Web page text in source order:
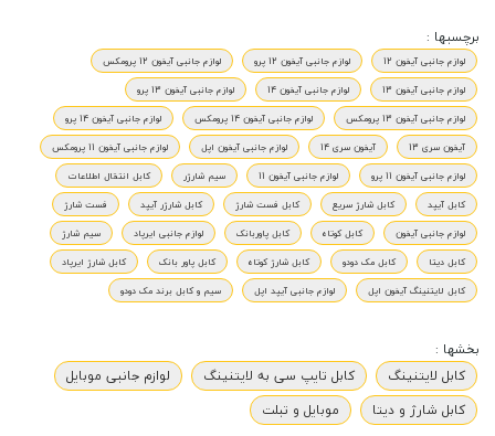
برچسبها :
لوازم جانبی آیفون 12 لوازم جانبی آیفون 12 پرو
لوازم جانبی آیفون 12 پرومکس
لوازم جانبی آیفون 13
لوازم جانبی آیفون 14
لوازم جانبی آیفون 13 پرو
لوازم جانبی آیفون 13 پرومکس
لوازم جانبی آیفون 14 پرومکس
لوازم جانبی آیفون 14 پرو
آیفون سری 13
آیفون سری 14 لوازم جانبی آیفون اپل
لوازم جانبی آیفون 11 پرومکس
لوازم جانبی آیفون 11 پرو
لوازم جانبی آیفون 11 سیم شارژر
کابل انتقال اطلاعات
کابل آیپد
کابل شارژ سریع کابل فست شارژ کابل شارژر آیپد
فست شارژ
لوازم جانبی آیفون
کابل کوتاه کابل پاوربانک لوازم جانبی ایرپاد
سیم شارژ
کابل دیتا
کابل مک دودو کابل شارژ کوتاه کابل پاور بانک
کابل شارژ ایرپاد
کابل لایتنینگ آیفون اپل
لوازم جانبی آیپد اپل سیم و کابل برند مک دودو
بخشها :
کابل لایتنینگ
کابل تایپ سی به لایتنینگ
لوازم جانبی موبایل
کابل شارژ و دیتا
موبایل و تبلت